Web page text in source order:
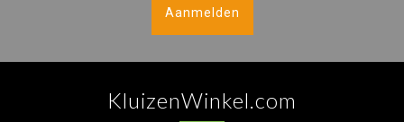
Aanmelden
KluizenWinkel.com